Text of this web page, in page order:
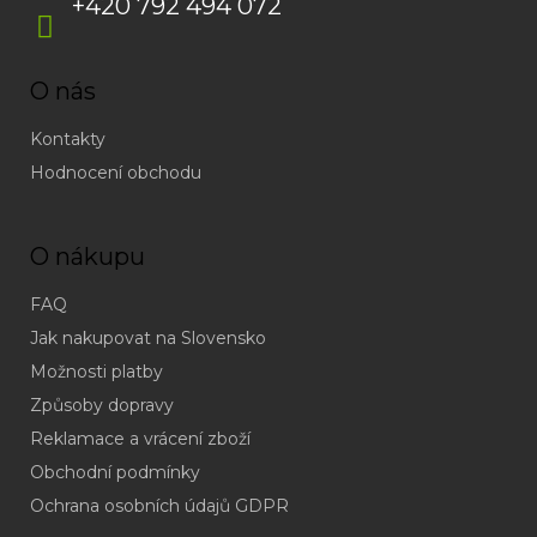
O nás
Kontakty
Hodnocení obchodu
O nákupu
FAQ
Jak nakupovat na Slovensko
Možnosti platby
Způsoby dopravy
Reklamace a vrácení zboží
Obchodní podmínky
Ochrana osobních údajů GDPR
(odpověď
do